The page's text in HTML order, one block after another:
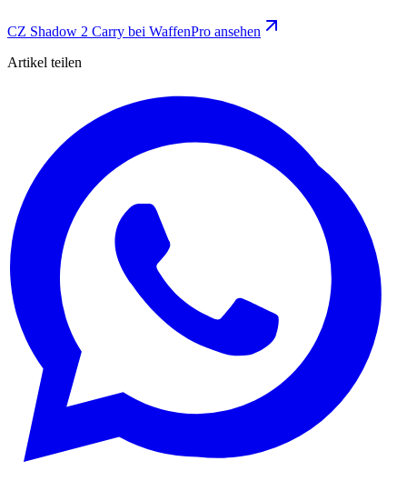
CZ Shadow 2 Carry bei WaffenPro ansehen
Artikel teilen